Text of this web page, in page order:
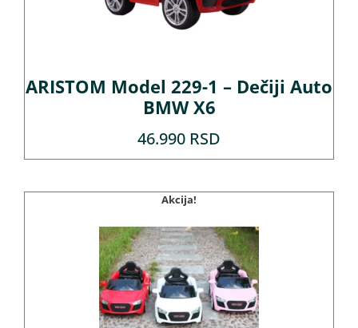
ARISTOM Model 229-1 – Dečiji Auto
BMW X6
46.990 RSD
Akcija!